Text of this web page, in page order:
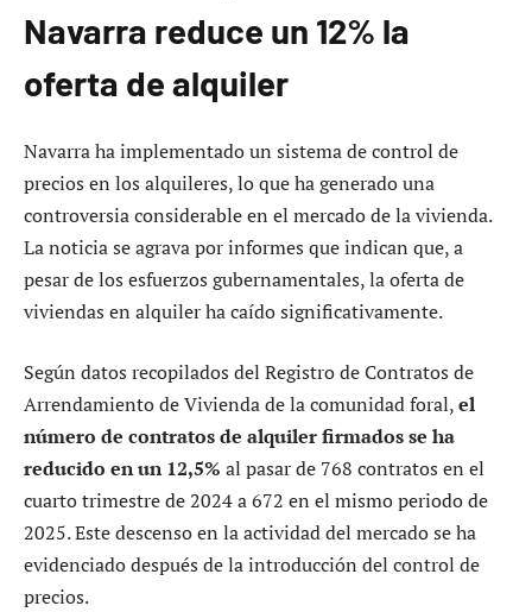
Navarra reduce un 12% la
oferta de alquiler
Navarra ha implementado un sistema de control de
precios en los alquileres, lo que ha generado una
controversia considerable en el mercado de la vivienda.
La noticia se agrava por informes que indican que, a
pesar de los esfuerzos gubernamentales, la oferta de
viviendas en alquiler ha caído significativamente.
Según datos recopilados del Registro de Contratos de
Arrendamiento de Vivienda de la comunidad foral,el
número de contratos de alquiler firmados se ha
reducido en un 12,5% al pasar de 768 contratos en el
cuarto trimestre de 2024 a 672 en el mismo periodo de
2025. Este descenso en la actividad del mercado se ha
evidenciado después de la introducción del control de
precios.